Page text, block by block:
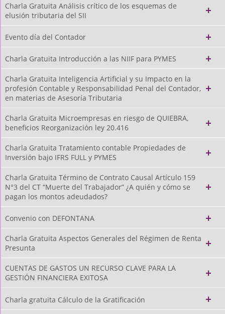
Charla Gratuita Análisis crítico de los esquemas de
elusión tributaria del SII
Evento día del Contador
Charla Gratuita Introducción a las NIIF para PYMES
Charla Gratuita Inteligencia Artificial y su Impacto en la
profesión Contable y Responsabilidad Penal del Contador,
en materias de Asesoría Tributaria
Charla Gratuita Microempresas en riesgo de QUIEBRA,
beneficios Reorganización ley 20.416
Charla Gratuita Tratamiento contable Propiedades de
Inversión bajo IFRS FULL y PYMES
Charla Gratuita Término de Contrato Causal Artículo 159
N°3 del CT “Muerte del Trabajador” ¿A quién y cómo se
pagan los montos adeudados?
Convenio con DEFONTANA
Charla Gratuita Aspectos Generales del Régimen de Renta
Presunta
CUENTAS DE GASTOS UN RECURSO CLAVE PARA LA
GESTIÓN FINANCIERA EXITOSA
Charla gratuita Cálculo de la Gratificación